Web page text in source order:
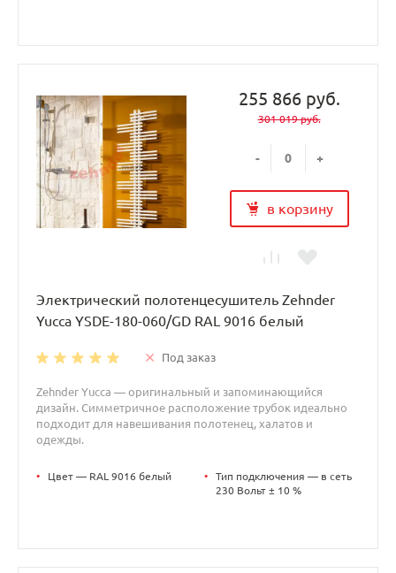
255 866 руб.
301 019 руб.
- +
в корзину
Электрический полотенцесушитель Zehnder
Yucca YSDE-180-060/GD RAL 9016 белый
Под заказ
Zehnder Yucca — оригинальный и запоминающийся
дизайн. Симметричное расположение трубок идеально
подходит для навешивания полотенец, халатов и
одежды.
• Цвет — RAL 9016 белый •
Тип подключения — в сеть
230 Вольт ± 10 %